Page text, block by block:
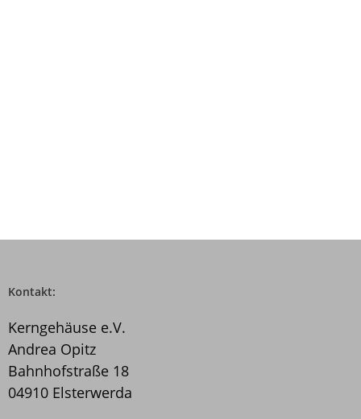
Kontakt:
Kerngehäuse e.V.
Andrea Opitz
Bahnhofstraße 18
04910 Elsterwerda